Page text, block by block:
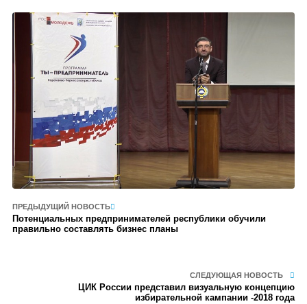
ПРЕДЫДУЩИЙ НОВОСТЬ
Потенциальных предпринимателей республики обучили
правильно составлять бизнес планы
СЛЕДУЮЩАЯ НОВОСТЬ
ЦИК России представил визуальную концепцию
избирательной кампании -2018 года